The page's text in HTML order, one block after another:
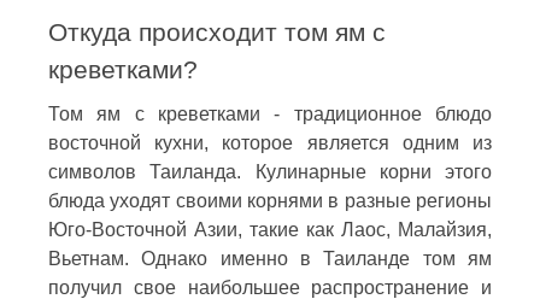
Откуда происходит том ям с
креветками?
Том ям с креветками - традиционное блюдо
восточной кухни, которое является одним из
символов Таиланда. Кулинарные корни этого
блюда уходят своими корнями в разные регионы
Юго-Восточной Азии, такие как Лаос, Малайзия,
Вьетнам. Однако именно в Таиланде том ям
получил свое наибольшее распространение и